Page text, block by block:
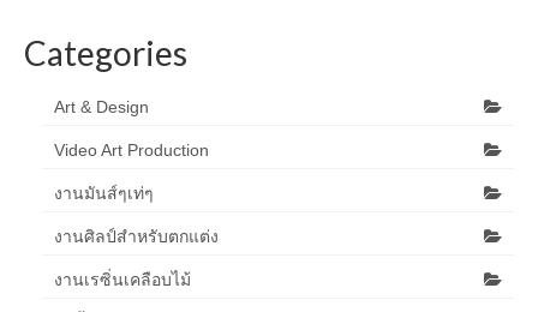
Categories
Art & Design
Video Art Production
งานมันส์ๆเท่ๆ
งานศิลป์สำหรับตกแต่ง
งานเรซิ่นเคลือบไม้